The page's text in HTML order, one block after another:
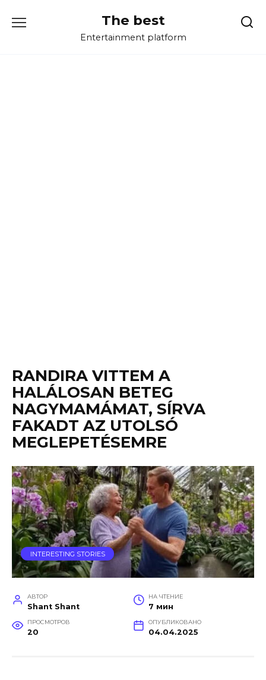
The best
Entertainment platform
RANDIRA VITTEM A
HALÁLOSAN BETEG
NAGYMAMÁMAT, SÍRVA
FAKADT AZ UTOLSÓ
MEGLEPETÉSEMRE
INTERESTING STORIES
АВТОР
Shant Shant
НА ЧТЕНИЕ
7 мин
ПРОСМОТРОВ
20
ОПУБЛИКОВАНО
04.04.2025